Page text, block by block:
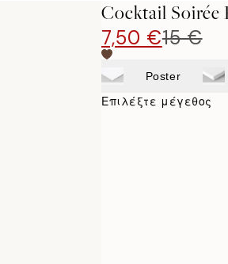
Cocktail Soirée
7,50 €15 €
Poster
Επιλέξτε μέγεθος